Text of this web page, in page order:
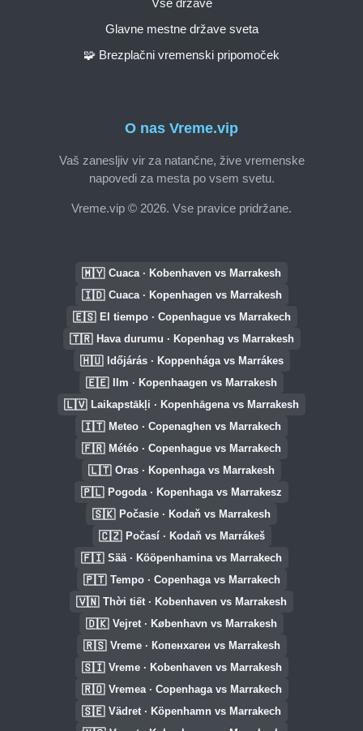
O nas Vreme.vip
Vaš zanesljiv vir za natančne, žive vremenske
napovedi za mesta po vsem svetu.
Vreme.vip © 2026. Vse pravice pridržane.
Glavne mestne države sveta
🧩 Brezplačni vremenski pripomoček
🇲🇾 Cuaca · Kobenhaven vs Marrakesh
🇮🇩 Cuaca · Kopenhagen vs Marrakesh
🇪🇸 El tiempo · Copenhague vs Marrakech
🇹🇷 Hava durumu · Kopenhag vs Marrakesh
🇭🇺 Időjárás · Koppenhága vs Marrákes
🇪🇪 Ilm · Kopenhaagen vs Marrakesh
🇱🇻 Laikapstākļi · Kopenhāgena vs Marrakesh
🇮🇹 Meteo · Copenaghen vs Marrakech
🇫🇷 Météo · Copenhague vs Marrakech
🇱🇹 Oras · Kopenhaga vs Marrakesh
🇵🇱 Pogoda · Kopenhaga vs Marrakesz
🇸🇰 Počasie · Kodaň vs Marrakesh
🇨🇿 Počasí · Kodaň vs Marrákeš
🇫🇮 Sää · Kööpenhamina vs Marrakech
🇵🇹 Tempo · Copenhaga vs Marrakech
🇻🇳 Thời tiết · Kobenhaven vs Marrakesh
🇩🇰 Vejret · København vs Marrakesh
🇷🇸 Vreme · Копенхаген vs Marrakesh
🇸🇮 Vreme · Kobenhaven vs Marrakesh
🇷🇴 Vremea · Copenhaga vs Marrakech
🇸🇪 Vädret · Köpenhamn vs Marrakech